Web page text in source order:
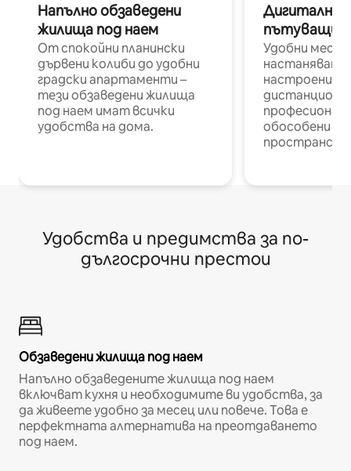
Напълно обзаведени
жилища под наем
От спокойни планински
дървени колиби до удобни
градски апартаменти –
тези обзаведени жилища
под наем имат всички
удобства на дома.
Дигитални
пътуващи
Удобни
настаняване
настроени и
обособени
Удобства и предимства за по-
дългосрочни престои
Обзаведени жилища под наем
Напълно обзаведените жилища под наем
включват кухня и необходимите ви удобства, за
да живеете удобно за месец или повече. Това е
перфектната алтернатива на преотдаването
под наем.